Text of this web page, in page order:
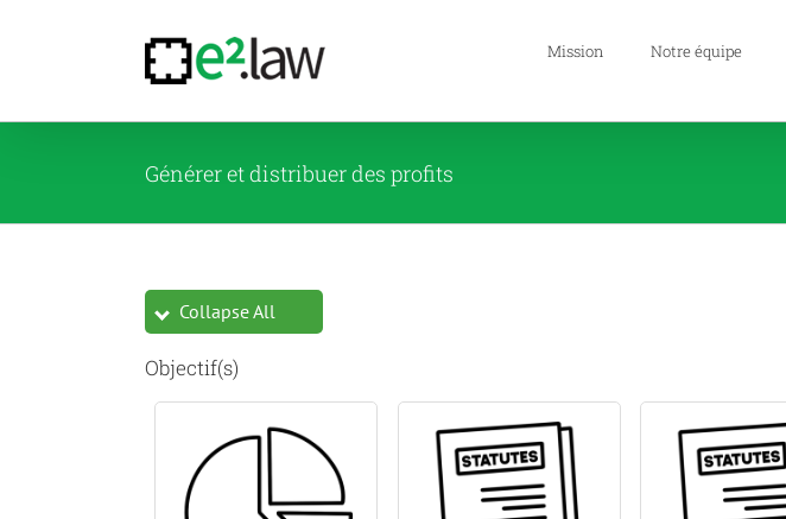
Mission Notre équipe
Générer et distribuer des profits
Collapse All
Objectif(s)
Lire la suite
Add to Compare
Lire la suite
Add to Compare
Lire la
Add to